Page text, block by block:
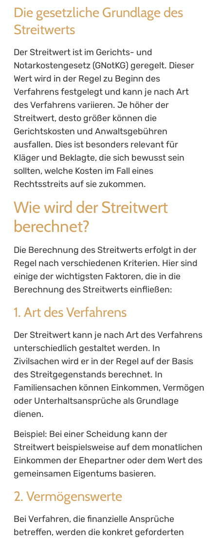
Die gesetzliche Grundlage des
Streitwerts
Der Streitwert ist im Gerichts- und
Notarkostengesetz (GNotKG) geregelt. Dieser
Wert wird in der Regel zu Beginn des
Verfahrens festgelegt und kann je nach Art
des Verfahrens variieren. Je höher der
Streitwert, desto größer können die
Gerichtskosten und Anwaltsgebühren
ausfallen. Dies ist besonders relevant für
Kläger und Beklagte, die sich bewusst sein
sollten, welche Kosten im Fall eines
Rechtsstreits auf sie zukommen.
Wie wird der Streitwert
berechnet?
Die Berechnung des Streitwerts erfolgt in der
Regel nach verschiedenen Kriterien. Hier sind
einige der wichtigsten Faktoren, die in die
Berechnung des Streitwerts einfließen:
1. Art des Verfahrens
Der Streitwert kann je nach Art des Verfahrens
unterschiedlich gestaltet werden. In
Zivilsachen wird er in der Regel auf der Basis
des Streitgegenstands berechnet. In
Familiensachen können Einkommen, Vermögen
oder Unterhaltsansprüche als Grundlage
dienen.
Beispiel: Bei einer Scheidung kann der
Streitwert beispielsweise auf dem monatlichen
Einkommen der Ehepartner oder dem Wert des
gemeinsamen Eigentums basieren.
2. Vermögenswerte
Bei Verfahren, die finanzielle Ansprüche
betreffen, werden die konkret geforderten